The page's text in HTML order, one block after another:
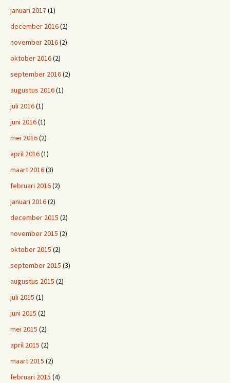
januari 2017(1)
december 2016(2)
november 2016(2)
oktober 2016(2)
september 2016(2)
augustus 2016(1)
juli 2016(1)
juni 2016(1)
mei 2016(2)
april 2016(1)
maart 2016(3)
februari 2016(2)
januari 2016(2)
december 2015 (2)
november 2015 (2)
oktober 2015 (2)
september 2015 (3)
augustus 2015 (2)
juli 2015 (1)
juni 2015 (2)
mei 2015 (2)
april 2015 (2)
maart 2015 (2)
februari 2015 (4)